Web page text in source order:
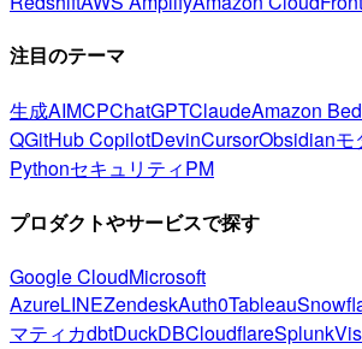
注目のテーマ
生成AIMCPChatGPTClaudeAmazon
QGitHub CopilotDevinCursorObsidianモ
PythonセキュリティPM
プロダクトやサービスで探す
Google CloudMicrosoft
AzureLINEZendeskAuth0Tableau
マティカdbtDuckDBCloudflareSplunk